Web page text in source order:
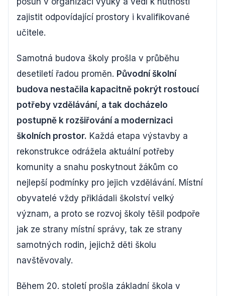
zajistit odpovídající prostory i kvalifikované
učitele.
Samotná budova školy prošla v průběhu
desetiletí řadou proměn. Původní školní
budova nestačila kapacitně pokrýt rostoucí
potřeby vzdělávání, a tak docházelo
postupně k rozšiřování a modernizaci
školních prostor. Každá etapa výstavby a
rekonstrukce odrážela aktuální potřeby
komunity a snahu poskytnout žákům co
nejlepší podmínky pro jejich vzdělávání. Místní
obyvatelé vždy přikládali školství velký
význam, a proto se rozvoj školy těšil podpoře
jak ze strany místní správy, tak ze strany
samotných rodin, jejichž děti školu
navštěvovaly.
Během 20. století prošla základní škola v